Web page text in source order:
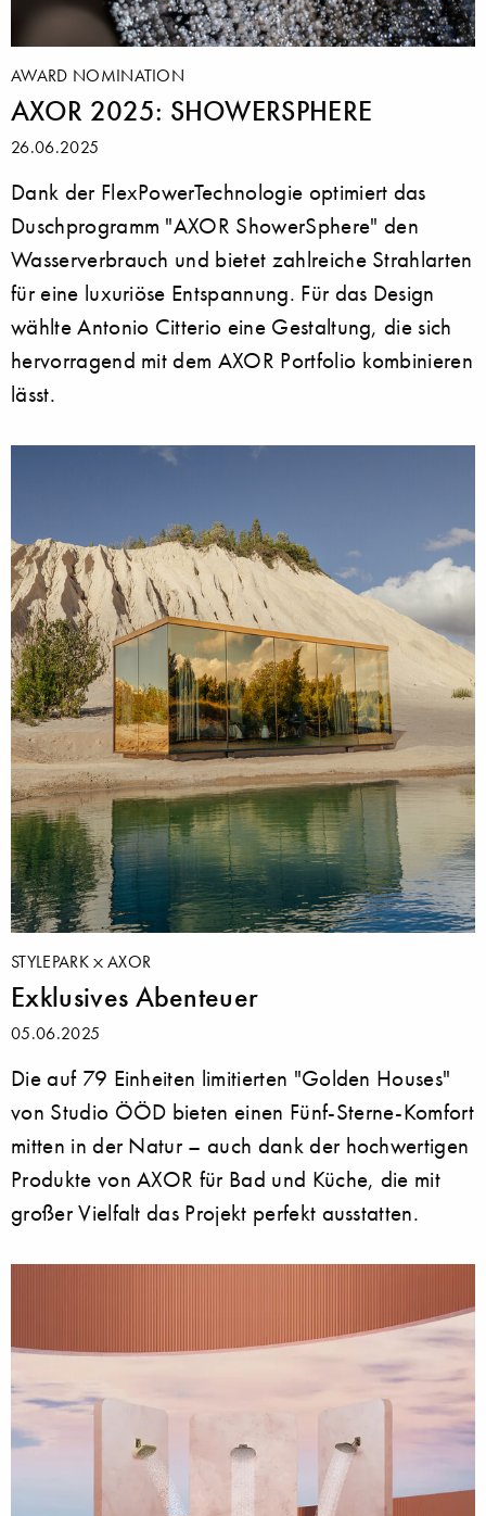
AWARD NOMINATION
AXOR 2025: SHOWERSPHERE
26.06.2025
Dank der FlexPowerTechnologie optimiert das
Duschprogramm "AXOR ShowerSphere" den
Wasserverbrauch und bietet zahlreiche Strahlarten
für eine luxuriöse Entspannung. Für das Design
wählte Antonio Citterio eine Gestaltung, die sich
hervorragend mit dem AXOR Portfolio kombinieren
lässt.
STYLEPARK AXOR
Exklusives Abenteuer
05.06.2025
Die auf 79 Einheiten limitierten "Golden Houses"
von Studio ÖÖD bieten einen Fünf-Sterne-Komfort
mitten in der Natur – auch dank der hochwertigen
Produkte von AXOR für Bad und Küche, die mit
großer Vielfalt das Projekt perfekt ausstatten.